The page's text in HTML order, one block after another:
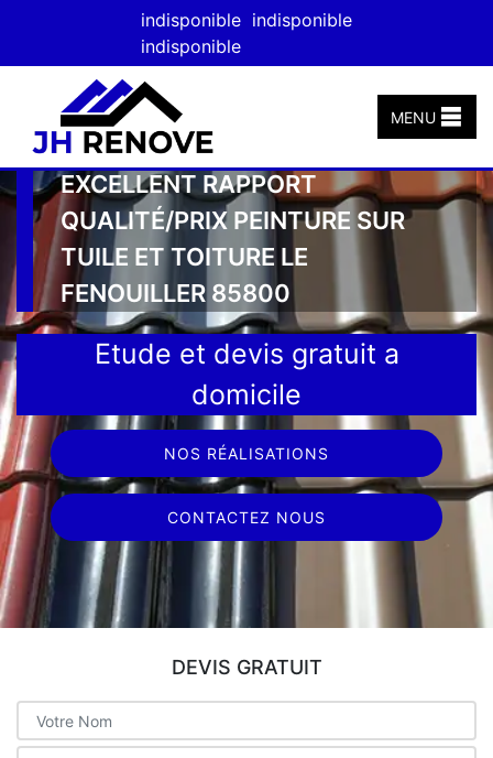
indisponible indisponible
indisponible
MENU
EXCELLENT RAPPORT
QUALITÉ/PRIX PEINTURE SUR
TUILE ET TOITURE LE
FENOUILLER 85800
Etude et devis gratuit a
domicile
NOS RÉALISATIONS
CONTACTEZ NOUS
DEVIS GRATUIT